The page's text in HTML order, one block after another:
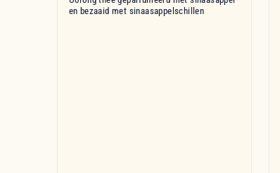
en bezaaid met sinaasappelschillen